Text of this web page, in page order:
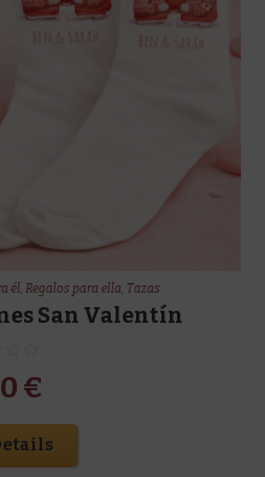
él,Regalos para ella, Tazas
San Valentín
€